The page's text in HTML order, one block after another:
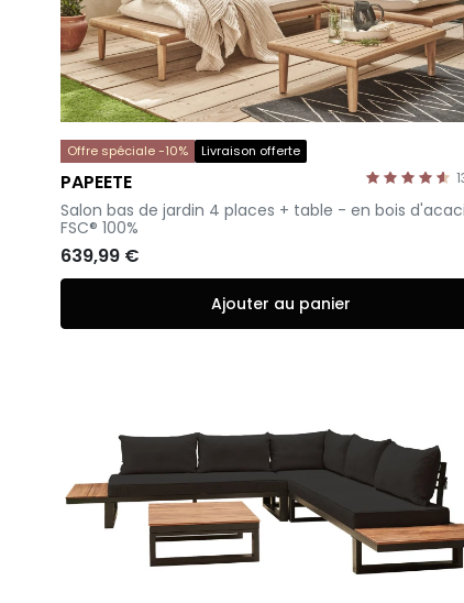
Offre spéciale -10% Livraison offerte
PAPEETE
-
Salon bas de jardin 4 places + table - en bois
FSC® 100%
639,99 €
Ajouter au panier